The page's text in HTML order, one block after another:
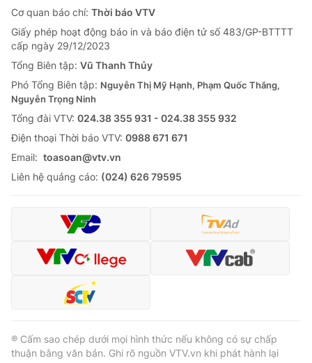
Cơ quan báo chí: Thời báo VTV
Giấy phép hoạt động báo in và báo điện tử số 483/GP-BTTTT
cấp ngày 29/12/2023
Tổng Biên tập: Vũ Thanh Thủy
Phó Tổng Biên tập: Nguyễn Thị Mỹ Hạnh, Phạm Quốc Thắng,
Nguyễn Trọng Ninh
Tổng đài VTV: 024.38 355 931 - 024.38 355 932
Ðiện thoại Thời báo VTV: 0988 671 671
Email: toasoan@vtv.vn
Liên hệ quảng cáo: (024) 626 79595
® Cấm sao chép dưới mọi hình thức nếu không có sự chấp
thuận bằng văn bản. Ghi rõ nguồn VTV.vn khi phát hành lại